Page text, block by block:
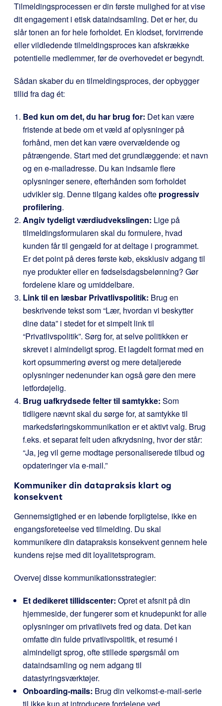
Tilmeldingsprocessen er din første mulighed for at vise
dit engagement i etisk dataindsamling. Det er her, du
slår tonen an for hele forholdet. En klodset, forvirrende
eller vildledende tilmeldingsproces kan afskrække
potentielle medlemmer, før de overhovedet er begyndt.
Sådan skaber du en tilmeldingsproces, der opbygger
tillid fra dag ét:
Bed kun om det, du har brug for: Det kan være
fristende at bede om et væld af oplysninger på
forhånd, men det kan være overvældende og
påtrængende. Start med det grundlæggende: et navn
og en e-mailadresse. Du kan indsamle flere
oplysninger senere, efterhånden som forholdet
udvikler sig. Denne tilgang kaldes ofte progressiv
profilering.
Angiv tydeligt værdiudvekslingen: Lige på
tilmeldingsformularen skal du formulere, hvad
kunden får til gengæld for at deltage i programmet.
Er det point på deres første køb, eksklusiv adgang til
nye produkter eller en fødselsdagsbelønning? Gør
fordelene klare og umiddelbare.
Link til en læsbar Privatlivspolitik: Brug en
beskrivende tekst som “Lær, hvordan vi beskytter
dine data” i stedet for et simpelt link til
“Privatlivspolitik”. Sørg for, at selve politikken er
skrevet i almindeligt sprog. Et lagdelt format med en
kort opsummering øverst og mere detaljerede
oplysninger nedenunder kan også gøre den mere
letfordøjelig.
Brug uafkrydsede felter til samtykke: Som
tidligere nævnt skal du sørge for, at samtykke til
markedsføringskommunikation er et aktivt valg. Brug
f.eks. et separat felt uden afkrydsning, hvor der står:
“Ja, jeg vil gerne modtage personaliserede tilbud og
opdateringer via e-mail.”
Kommuniker din datapraksis klart og
konsekvent
Gennemsigtighed er en løbende forpligtelse, ikke en
engangsforeteelse ved tilmelding. Du skal
kommunikere din datapraksis konsekvent gennem hele
kundens rejse med dit loyalitetsprogram.
Overvej disse kommunikationsstrategier:
Et dedikeret tillidscenter: Opret et afsnit på din
hjemmeside, der fungerer som et knudepunkt for alle
oplysninger om privatlivets fred og data. Det kan
omfatte din fulde privatlivspolitik, et resumé i
almindeligt sprog, ofte stillede spørgsmål om
dataindsamling og nem adgang til
datastyringsværktøjer.
Onboarding-mails: Brug din velkomst-e-mail-serie